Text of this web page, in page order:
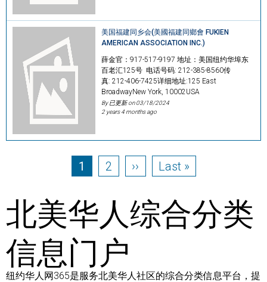
美国福建同乡会(美國福建同鄉會 FUKIEN
AMERICAN ASSOCIATION INC.)
薛金官：917-517-9197 地址：美国纽约华埠东
百老汇125号 电话号码: 212-385-8560传
真: 212-406-7425详细地址:125 East
BroadwayNew York, 10002USA
By 已更新 on03/18/2024
2 years 4 months ago
Pagination Page
1 Page
2 Next page
›› Last page
Last »
北美华人综合分类
信息门户
纽约华人网365是服务北美华人社区的综合分类信息平台，提